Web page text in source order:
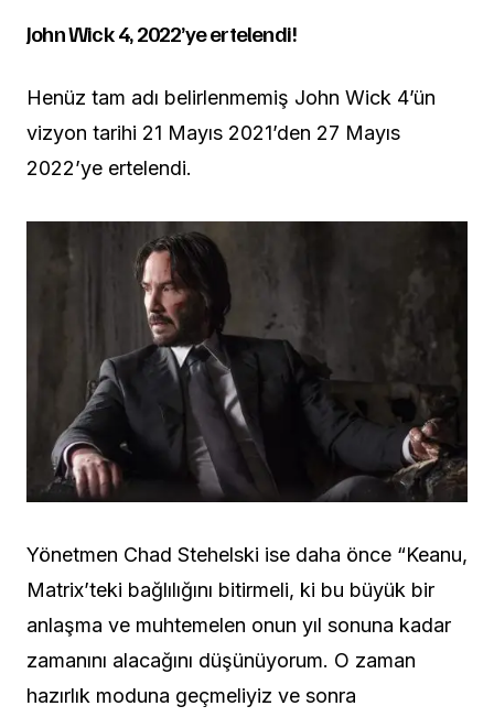
John Wick 4, 2022’ye ertelendi!
Henüz tam adı belirlenmemiş John Wick 4’ün
vizyon tarihi 21 Mayıs 2021’den 27 Mayıs
2022’ye ertelendi.
Yönetmen Chad Stehelski ise daha önce “Keanu,
Matrix’teki bağlılığını bitirmeli, ki bu büyük bir
anlaşma ve muhtemelen onun yıl sonuna kadar
zamanını alacağını düşünüyorum. O zaman
hazırlık moduna geçmeliyiz ve sonra